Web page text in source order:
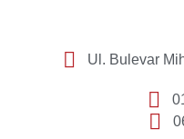
Ul. Bulevar